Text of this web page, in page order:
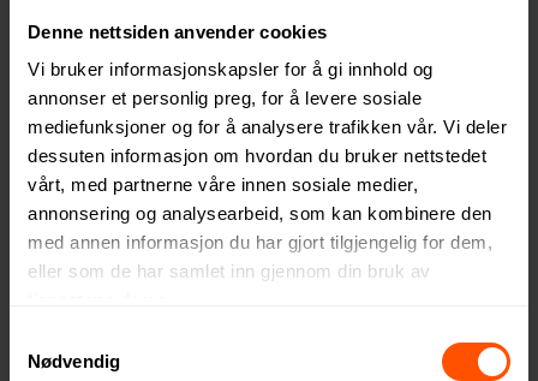
Denne nettsiden anvender cookies
Vi bruker informasjonskapsler for å gi innhold og
annonser et personlig preg, for å levere sosiale
mediefunksjoner og for å analysere trafikken vår. Vi deler
dessuten informasjon om hvordan du bruker nettstedet
vårt, med partnerne våre innen sosiale medier,
annonsering og analysearbeid, som kan kombinere den
med annen informasjon du har gjort tilgjengelig for dem,
eller som de har samlet inn gjennom din bruk av
Nødvendig
Sandal Notablokk
17.40 NOKved 250 stk.
Sticky-Mate® Resirkulerte
Linjal
27.40 NOK ved 500 stk.